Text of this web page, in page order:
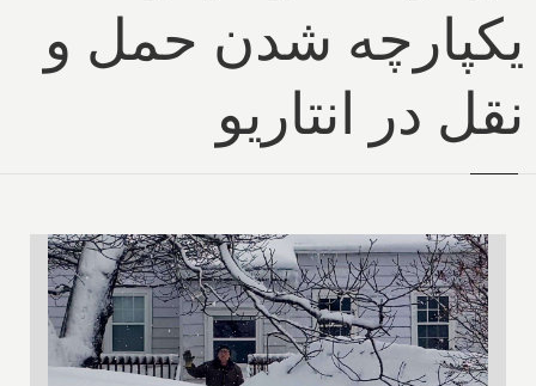
یکپارچه شدن حمل و
نقل در انتاریو